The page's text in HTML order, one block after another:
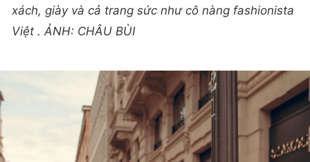
xách, giày và cả trang sức như cô nàng fashionista
Việt . ẢNH: CHÂU BÙI